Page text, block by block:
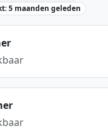
5 maanden geleden